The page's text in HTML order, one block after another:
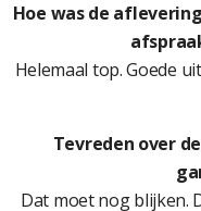
Hoe was de
Helemaal top. Goede
Tevreden over
Dat moet nog blijken.